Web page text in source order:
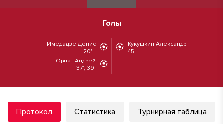
Голы
Имедадзе Денис
20'
Орнат Андрей
37', 39'
Кукушкин Александр
45'
Протокол Статистика Турнирная таблица